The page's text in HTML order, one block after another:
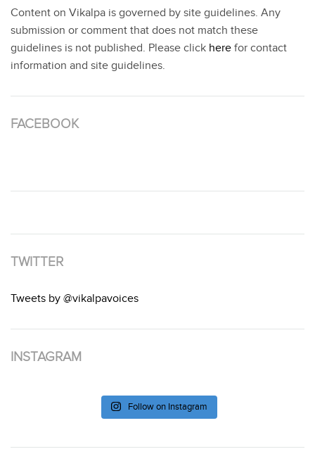
Content on Vikalpa is governed by site guidelines. Any
submission or comment that does not match these
guidelines is not published. Please click here for contact
information and site guidelines.
FACEBOOK
TWITTER
Tweets by @vikalpavoices
INSTAGRAM
Follow on Instagram